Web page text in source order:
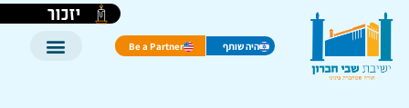
יזכור
היה שותף Be a Partner